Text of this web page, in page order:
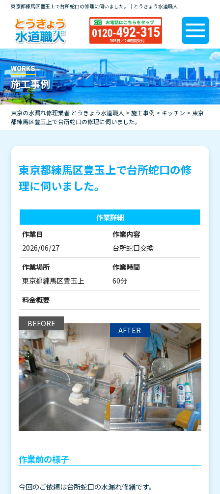
東京都練馬区豊玉上で台所蛇口の修理に伺いました。｜とうきょう水道職人
WORKS
施工事例
東京の水漏れ修理業者 とうきょう水道職人 >施工事例 > キッチン > 東京
都練馬区豊玉上で台所蛇口の修理に伺いました。
東京都練馬区豊玉上で台所蛇口の修
理に伺いました。
作業詳細
作業日
2026/06/27
作業内容
台所蛇口交換
作業場所
東京都練馬区豊玉上
作業時間
60分
料金概要
BEFORE
AFTER
作業前の様子
今回のご依頼は台所蛇口の水漏れ修繕です。